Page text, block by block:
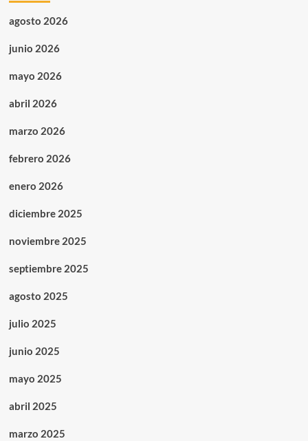
agosto 2026
junio 2026
mayo 2026
abril 2026
marzo 2026
febrero 2026
enero 2026
diciembre 2025
noviembre 2025
septiembre 2025
agosto 2025
julio 2025
junio 2025
mayo 2025
abril 2025
marzo 2025